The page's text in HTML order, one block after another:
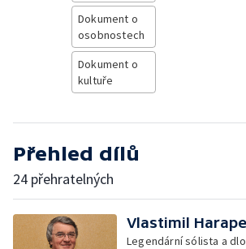
Dokument o
osobnostech
Dokument o
kultuře
Přehled dílů
24 přehratelných
Vlastimil
Legendární sólista a